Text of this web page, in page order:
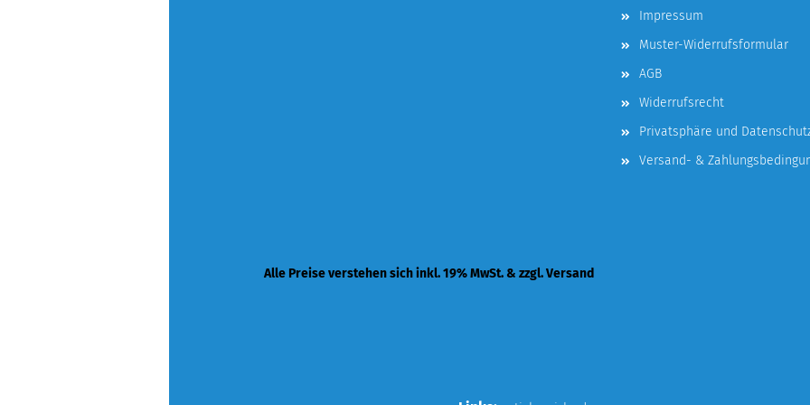
Impressum
Muster-Widerrufsformular
AGB
Widerrufsrecht
Privatsphäre und
Versand- &
Alle Preise verstehen sich inkl. 19% MwSt. & zzgl. Versand